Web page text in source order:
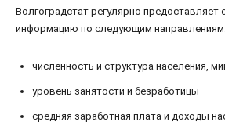
Волгоградстат регулярно предоставляет
информацию по следующим
численность и структура населения,
уровень занятости и безработицы
средняя заработная плата и доходы